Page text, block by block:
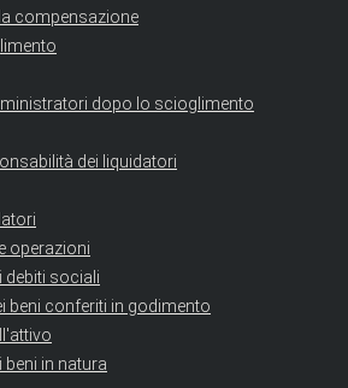
compensazione
dopo lo scioglimento
dei liquidatori
operazioni
debiti sociali
beni conferiti in godimento
beni in natura